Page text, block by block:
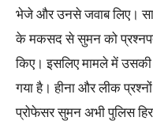
भेजे और उनसे जवाब लिए।
के मकसद से सुमन को
किए। इसलिए मामले में
गया है। हीना और लीक
प्रोफेसर सुमन अभी पुलिस